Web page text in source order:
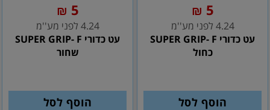
5
₪
4.24 לפני מע''מ
עט כדורי SUPER GRIP- F
כחול
הוסף לסל
5
₪
4.24 לפני מע''מ
עט כדורי SUPER GRIP- F
שחור
הוסף לסל